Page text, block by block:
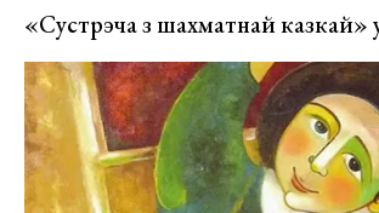
«Сустрэча з шахматнай казкай»